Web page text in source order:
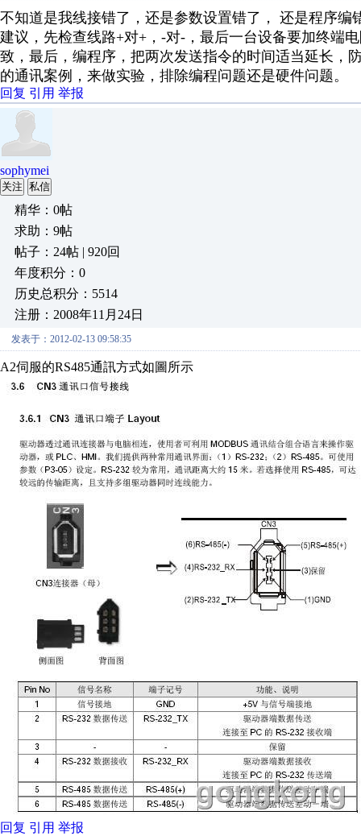
不知道是我线接错了，还是参数设置错了， 还是程序编
建议，先检查线路+对+，-对-，最后一台设备要加终端
致，最后，编程序，把两次发送指令的时间适当延长，
的通讯案例，来做实验，排除编程问题还是硬件问题。
回复 引用 举报
sophymei
关注 私信
精华：0帖
求助：9帖
帖子：24帖 | 920回
年度积分：0
历史总积分：5514
注册：2008年11月24日
发表于：2012-02-13 09:58:35
A2伺服的RS485通訊方式如圖所示
回复 引用 举报